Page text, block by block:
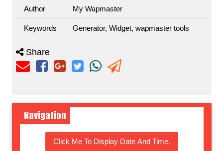
Author My Wapmaster
Keywords Generator, Widget, wapmaster tools
Share
Navigation
Click Me To Display Date And Time.